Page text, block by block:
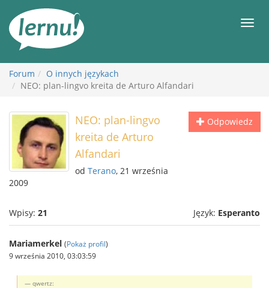
Forum
O innych językach
NEO: plan-lingvo kreita de Arturo Alfandari
Odpowiedz
NEO: plan-lingvo
kreita de Arturo
Alfandari
od Terano, 21 września
2009
Wpisy: 21 Język: Esperanto
Mariamerkel (Pokaż profil)
9 września 2010, 03:03:59
qwertz: